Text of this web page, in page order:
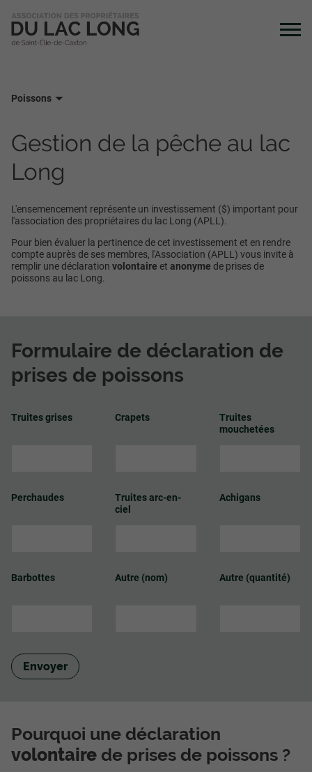
Poissons
Gestion de la pêche au lac
Long
L'ensemencement représente un investissement ($) important pour
l'association des propriétaires du lac Long (APLL).
Pour bien évaluer la pertinence de cet investissement et en rendre
compte auprès de ses membres, l'Association (APLL) vous invite à
remplir une déclaration volontaire et anonyme de prises de
poissons au lac Long.
Formulaire de déclaration de
prises de poissons
Truites grises Crapets
Truites
mouchetées
Perchaudes
Truites arc-en-
ciel
Achigans
Barbottes Autre (nom) Autre (quantité)
Envoyer
Pourquoi une déclaration
volontaire de prises de poissons ?